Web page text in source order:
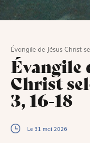
Évangile de Jésus Christ
Évangile
Christ
3, 16-18
Le 31 mai 2026